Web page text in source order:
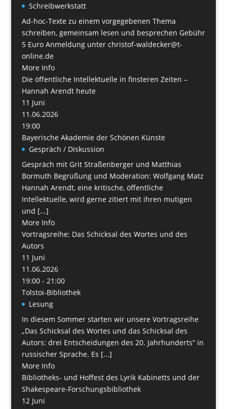
Schreibwerkstatt
Ad-hoc-Texte zu einem vorgegebenen Thema
schreiben, gemeinsam lesen und besprechen Gebühr
5 Euro Anmeldung unter christof-waldecker@t-
online.de
More Info
Die öffentliche Intellektuelle in finsteren Zeiten –
Hannah Arendt heute
11 Juni
11.06.2026
19:00
Bayerische Akademie der Schönen Künste
Gespräch / Diskussion
Gespräch mit Grit Straßenberger und Matthias
Bormuth Begrüßung und Moderation: Wolfgang Matz
Hannah Arendt, eine kritische, öffentliche
Intellektuelle, wird gerne zitiert mit ihren mutigen
und [...]
More Info
Vortragsreihe: Das Schicksal des Wortes und des
Autors
11 Juni
11.06.2026
19:00 - 21:00
Tolstoi-Bibliothek
Lesung
In diesem Sommer starten wir unsere Vortragsreihe
„Das Schicksal des Wortes und das Schicksal des
Autors: drei Entscheidungen des 20. Jahrhunderts“ in
russischer Sprache. Es [...]
More Info
Bibliotheks- und Hoffest des Lyrik Kabinetts und der
Shakespeare-Forschungsbibliothek
12 Juni